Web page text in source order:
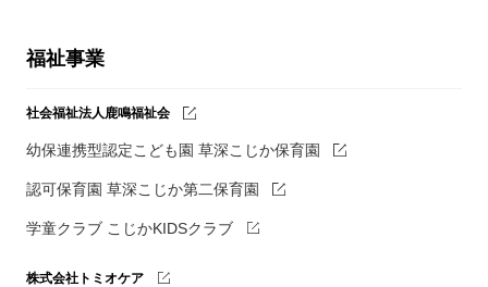
福祉事業
社会福祉法人鹿鳴福祉会
幼保連携型認定こども園 草深こじか保育園
認可保育園 草深こじか第二保育園
学童クラブ こじかKIDSクラブ
株式会社トミオケア